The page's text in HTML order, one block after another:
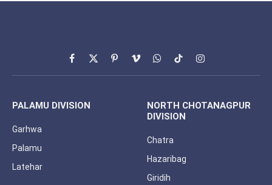
Facebook
X
(Twitter)
PinterestVimeoWhatsApp
TikTokInstagram
PALAMU DIVISION
Garhwa
Palamu
Latehar
NORTH CHOTANAGPUR
DIVISION
Chatra
Hazaribag
Giridih